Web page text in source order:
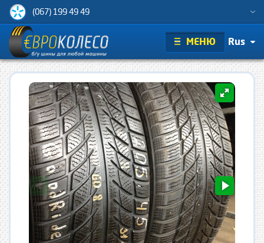
(067) 199 49 49
МЕНЮ Rus